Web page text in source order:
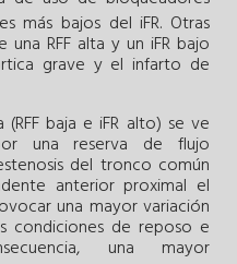
más bajos del iFR. Otras
una RFF alta y un iFR bajo
grave y el infarto de
baja e iFR alto) se ve
una reserva de flujo
del tronco común
anterior proximal el
una mayor variación
condiciones de reposo e
una mayor